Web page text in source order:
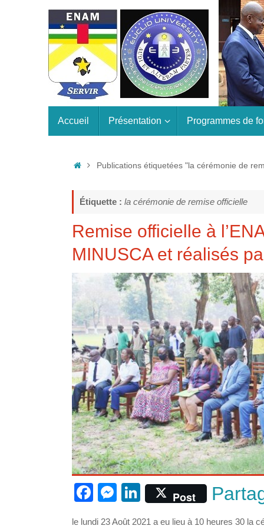
contenu
Accueil Présentation Programmes de
AccueilPublications étiquetées "la cérémonie de
Étiquette : la cérémonie de remise officielle
Remise officielle à
MINUSCA et réalisés
F
M Li
Post
le lundi 23 Août 2021 a eu lieu à 10 heures 30 la